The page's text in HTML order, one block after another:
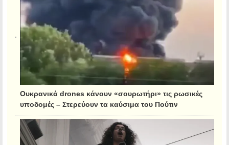
Ουκρανικά drones κάνουν «σουρωτήρι» τις ρωσικές
υποδομές – Στερεύουν τα καύσιμα του Πούτιν